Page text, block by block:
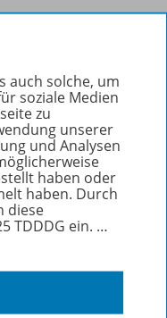
auch solche, um
soziale Medien
zu
unserer
und Analysen
haben oder
haben. Durch
diese
TDDDG ein. …